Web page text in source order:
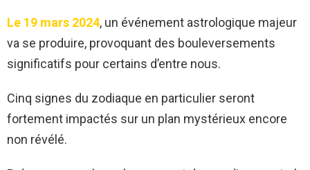
Le 19 mars 2024, un événement astrologique majeur
va se produire, provoquant des bouleversements
significatifs pour certains d’entre nous.
Cinq signes du zodiaque en particulier seront
fortement impactés sur un plan mystérieux encore
non révélé.